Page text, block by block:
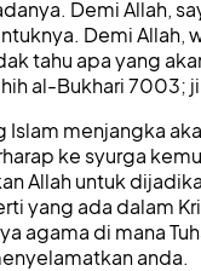
Demi Allah,
Demi Allah,
tahu apa yang
al-Bukhari 7003; jil
Islam menjangka
ke syurga
Allah untuk
yang ada dalam
agama di mana
anda.